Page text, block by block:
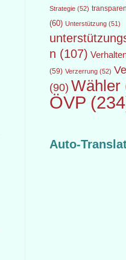
Strategie(52)
(60) Unterstützung(51)
n (107)
(59) Verzerrung(52)
(90) Wähler
ÖVP
Auto-